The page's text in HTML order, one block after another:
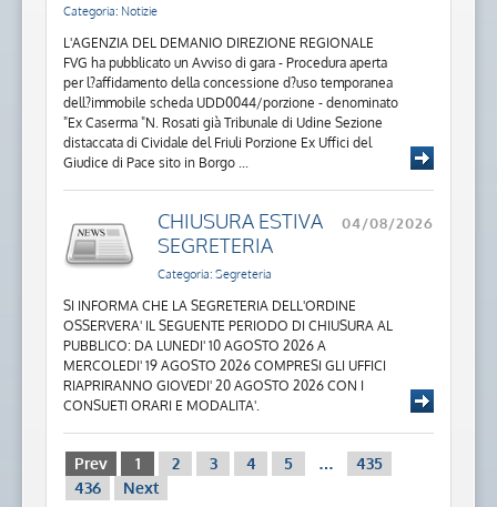
Categoria: Notizie
L'AGENZIA DEL DEMANIO DIREZIONE REGIONALE
FVG ha pubblicato un Avviso di gara - Procedura aperta
per l?affidamento della concessione d?uso temporanea
dell?immobile scheda UDD0044/porzione - denominato
"Ex Caserma "N. Rosati già Tribunale di Udine Sezione
distaccata di Cividale del Friuli Porzione Ex Uffici del
Giudice di Pace sito in Borgo ...
04/08/2026
CHIUSURA ESTIVA
SEGRETERIA
Categoria: Segreteria
SI INFORMA CHE LA SEGRETERIA DELL'ORDINE
OSSERVERA' IL SEGUENTE PERIODO DI CHIUSURA AL
PUBBLICO: DA LUNEDI' 10 AGOSTO 2026 A
MERCOLEDI' 19 AGOSTO 2026 COMPRESI GLI UFFICI
RIAPRIRANNO GIOVEDI' 20 AGOSTO 2026 CON I
CONSUETI ORARI E MODALITA'.
Prev 1 2 3 4 5 …
435
436
Next